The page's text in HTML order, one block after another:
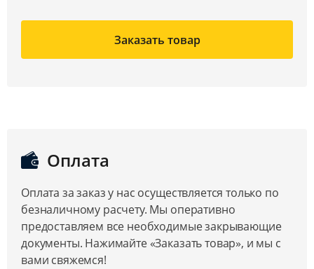
Заказать товар
Оплата
Оплата за заказ у нас осуществляется только по
безналичному расчету. Мы оперативно
предоставляем все необходимые закрывающие
документы. Нажимайте «Заказать товар», и мы с
вами свяжемся!